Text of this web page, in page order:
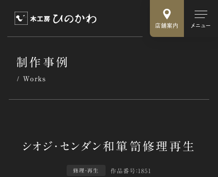
店舗案内 メニュー
制作事例
Works
修理・再生 作品番号：1851